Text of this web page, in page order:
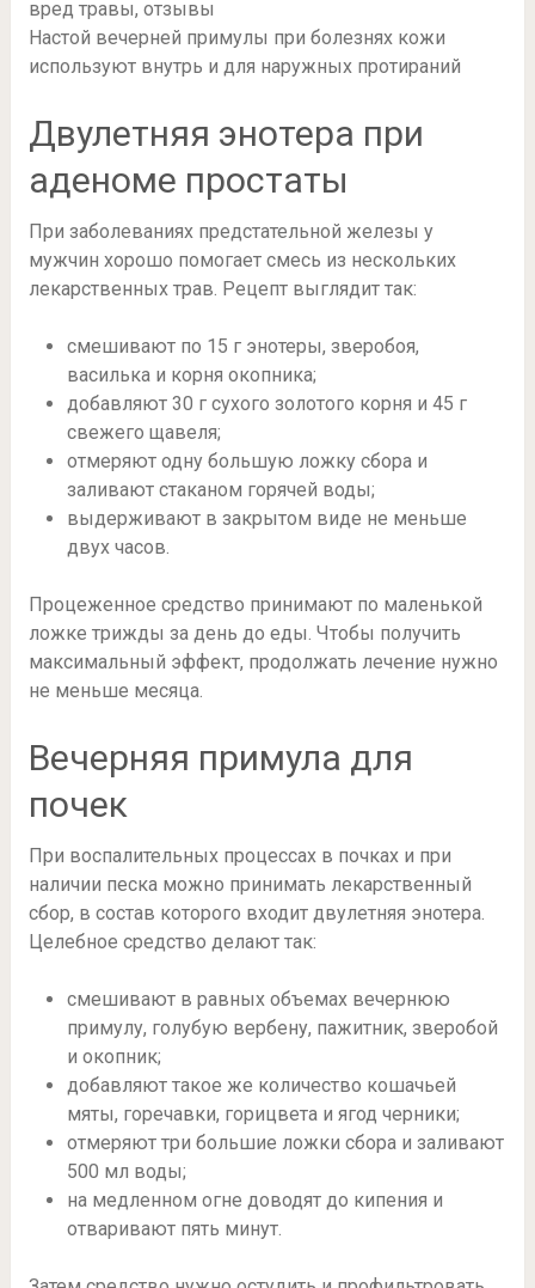
Настой вечерней примулы при болезнях кожи
используют внутрь и для наружных протираний
Двулетняя энотера при
аденоме простаты
При заболеваниях предстательной железы у
мужчин хорошо помогает смесь из нескольких
лекарственных трав. Рецепт выглядит так:
смешивают по 15 г энотеры, зверобоя,
василька и корня окопника;
добавляют 30 г сухого золотого корня и 45 г
свежего щавеля;
отмеряют одну большую ложку сбора и
заливают стаканом горячей воды;
выдерживают в закрытом виде не меньше
двух часов.
Процеженное средство принимают по маленькой
ложке трижды за день до еды. Чтобы получить
максимальный эффект, продолжать лечение нужно
не меньше месяца.
Вечерняя примула для
почек
При воспалительных процессах в почках и при
наличии песка можно принимать лекарственный
сбор, в состав которого входит двулетняя энотера.
Целебное средство делают так:
смешивают в равных объемах вечернюю
примулу, голубую вербену, пажитник, зверобой
и окопник;
добавляют такое же количество кошачьей
мяты, горечавки, горицвета и ягод черники;
отмеряют три большие ложки сбора и заливают
500 мл воды;
на медленном огне доводят до кипения и
отваривают пять минут.